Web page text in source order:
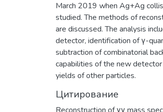
March 2019 when Ag+Ag
studied. The methods of
are discussed. The analysis
detector, identification of γ-
subtraction of combinatorial
capabilities of the new
yields of other particles.
Цитирование